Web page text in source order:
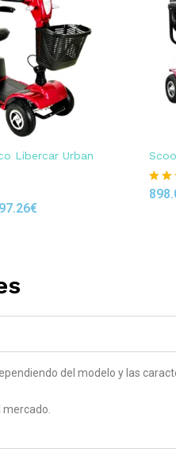
Libercar Urban
€
del modelo y las